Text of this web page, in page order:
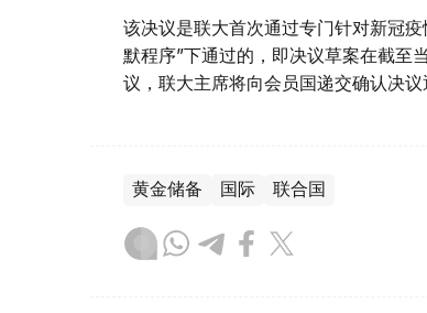
该决议是联大首次通过专门针对新冠
默程序”下通过的，即决议草案在截至
议，联大主席将向会员国递交确认决议
黄金储备 国际 联合国